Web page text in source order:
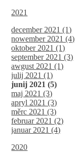
2021
december 2021 (1)
nowember 2021 (4)
oktober 2021 (1)
september 2021 (3)
awgust 2021 (1)
julij 2021 (1)
junij 2021 (5)
maj 2021 (3)
apryl 2021 (3)
měrc 2021 (3)
februar 2021 (2)
januar 2021 (4)
2020